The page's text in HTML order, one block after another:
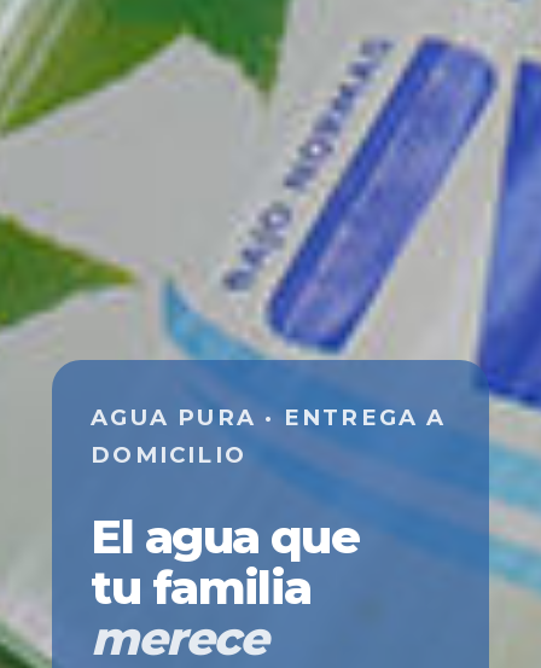
AGUA PURA · ENTREGA A
DOMICILIO
El agua que
tu familia
merece